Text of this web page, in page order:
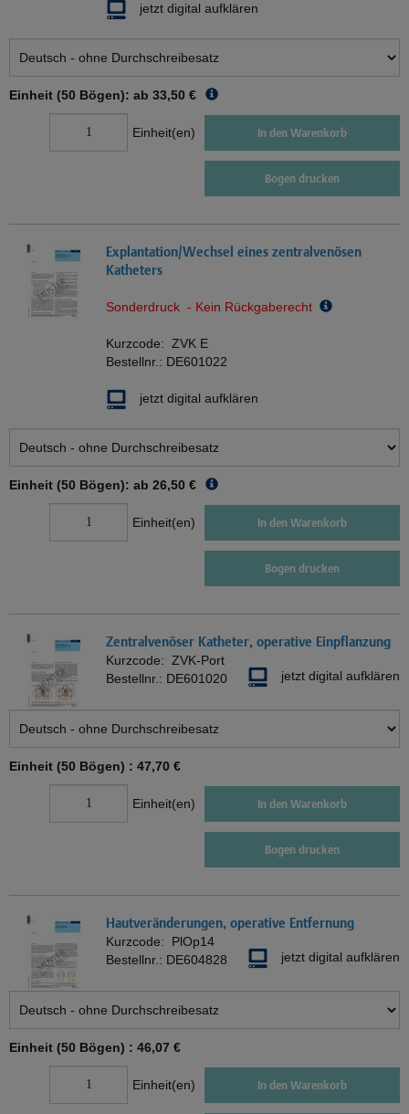
jetzt digital aufklären
Einheit (50 Bögen): ab 33,50 €
Einheit(en) In den Warenkorb
Bogen drucken
Explantation/Wechsel eines zentralvenösen
Katheters
Sonderdruck - Kein Rückgaberecht
Kurzcode: ZVK E
Bestellnr.: DE601022
jetzt digital aufklären
Einheit (50 Bögen): ab 26,50 €
Einheit(en) In den Warenkorb
Bogen drucken
Zentralvenöser Katheter, operative Einpflanzung
Kurzcode: ZVK-Port
Bestellnr.: DE601020 jetzt digital aufklären
Einheit (50 Bögen) : 47,70 €
Einheit(en) In den Warenkorb
Bogen drucken
Hautveränderungen, operative Entfernung
Kurzcode: PlOp14
Bestellnr.: DE604828 jetzt digital aufklären
Einheit (50 Bögen) : 46,07 €
Einheit(en) In den Warenkorb